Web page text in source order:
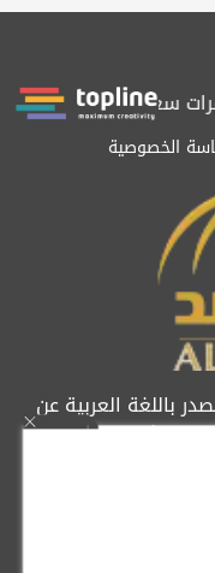
المرصد حاصلة على
الخصوصية
باللغة العربية عن
والنشر